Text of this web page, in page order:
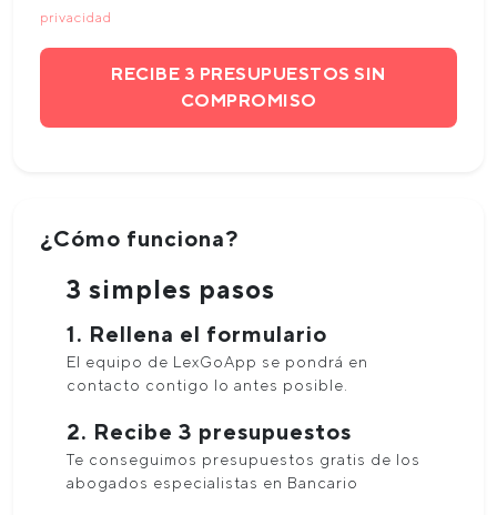
privacidad
RECIBE 3 PRESUPUESTOS SIN
COMPROMISO
¿Cómo funciona?
3 simples pasos
1. Rellena el formulario
El equipo de LexGoApp se pondrá en
contacto contigo lo antes posible.
2. Recibe 3 presupuestos
Te conseguimos presupuestos gratis de los
abogados especialistas en Bancario